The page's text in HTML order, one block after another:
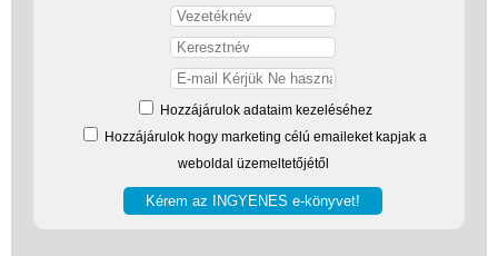
Hozzájárulok adataim kezeléséhez
Hozzájárulok hogy marketing célú emaileket kapjak a
weboldal üzemeltetőjétől